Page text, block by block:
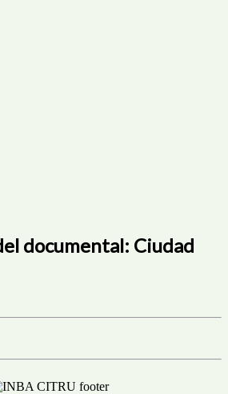
documental: Ciudad